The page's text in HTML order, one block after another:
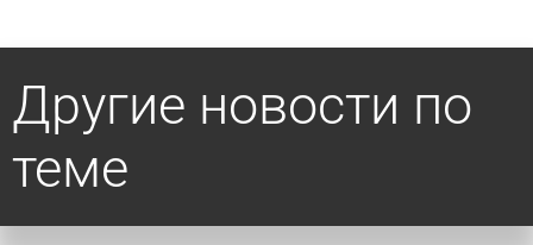
Другие новости по
теме